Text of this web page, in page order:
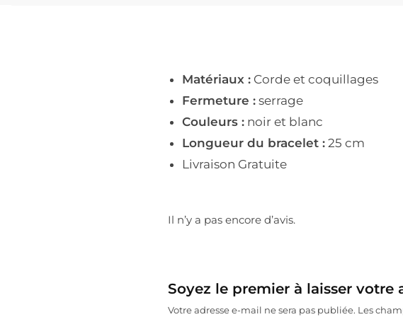
Matériaux :Corde et coquillages
Fermeture :serrage
Couleurs :noir et blanc
Longueur du bracelet :25 cm
Livraison Gratuite
Il n’y a pas encore d’avis.
Soyez le premier à laisser votre
Votre adresse e-mail ne sera pas publiée. Les